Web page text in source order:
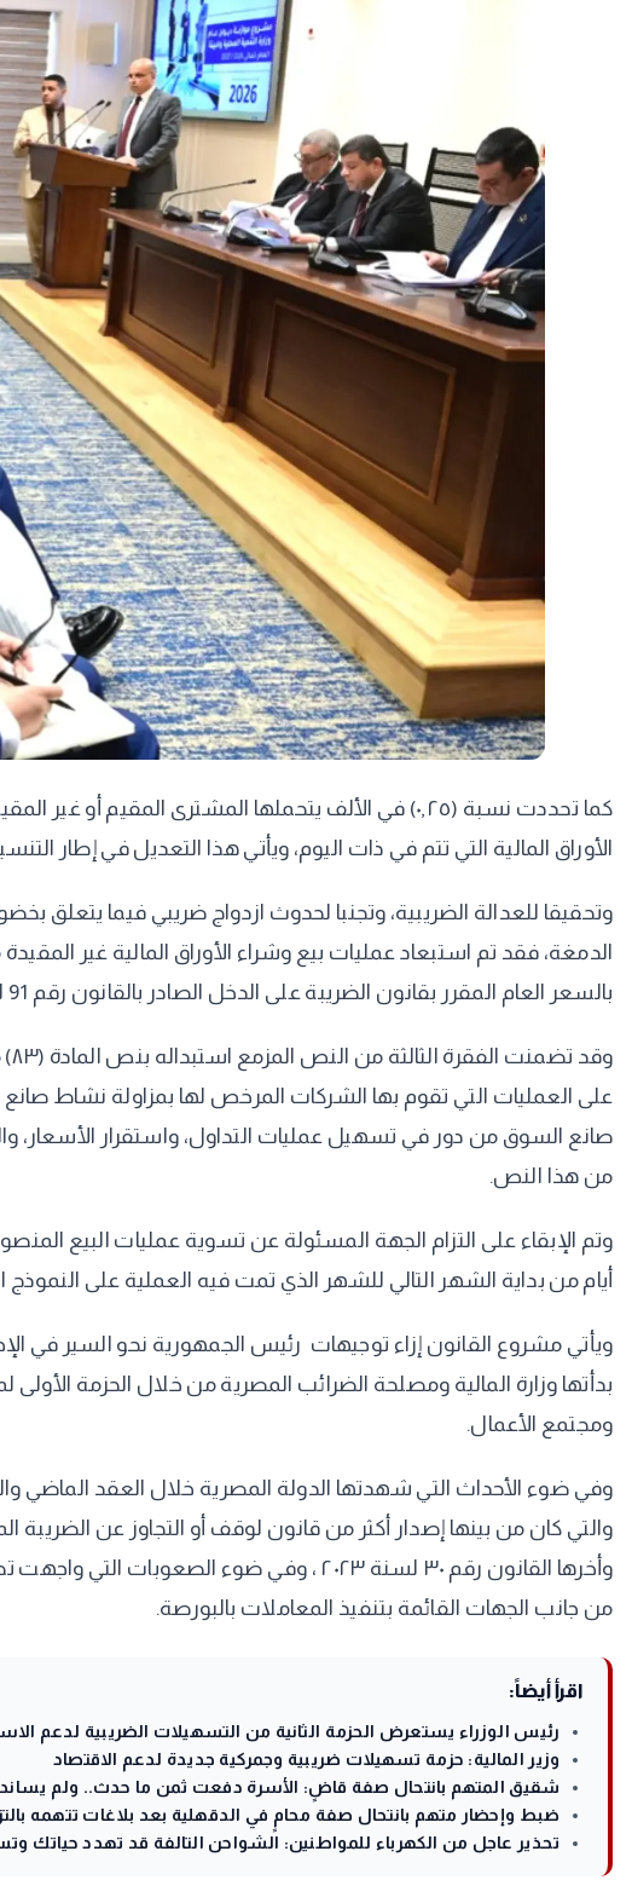
الأوراق المالية التي تتم في ذات اليوم، ويأتي هذا التعديل في إطار
وتحقيقا للعدالة الضريبية، وتجنبا لحدوث ازدواج ضريبي فيما يتعلق
الدمغة، فقد تم استبعاد عمليات بيع وشراء الأوراق المالية غير
بالسعر العام المقرر بقانون الضريبة على الدخل الصادر بالقانون رقم 91 لسنة ٢٠٠٥.
صانع السوق من دور في تسهيل عمليات التداول، واستقرار الأسعار،
من هذا النص.
وتم الإبقاء على التزام الجهة المسئولة عن تسوية عمليات البيع
أيام من بداية الشهر التالي للشهر الذي تمت فيه العملية على
ويأتي مشروع القانون إزاء توجيهات رئيس الجمهورية نحو السير في
بدأتها وزارة المالية ومصلحة الضرائب المصرية من خلال الحزمة الأولى
ومجتمع الأعمال.
وفي ضوء الأحداث التي شهدتها الدولة المصرية خلال العقد الماضي
والتي كان من بينها إصدار أكثر من قانون لوقف أو التجاوز عن الضريبة
وأخرها القانون رقم ٣٠ لسنة ۲۰۲۳ ، وفي
من جانب الجهات القائمة بتنفيذ المعاملات بالبورصة.
اقرأ أيضاً:
رئيس الوزراء يستعرض الحزمة الثانية من التسهيلات الضريبية لدعم
وزير المالية: حزمة تسهيلات ضريبية وجمركية جديدة لدعم الاقتصاد
شقيق المتهم بانتحال صفة قاضٍ: الأسرة دفعت ثمن ما حدث.. ولم
ضبط وإحضار متهم بانتحال صفة محامٍ في الدقهلية بعد بلاغات تتهمه
تحذير عاجل من الكهرباء للمواطنين: الشواحن التالفة قد تهدد حياتك